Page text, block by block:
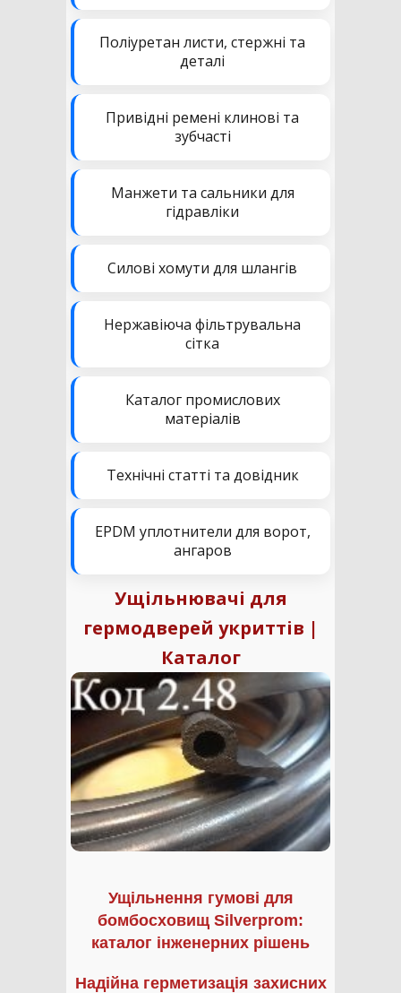
Поліуретан листи, стержні та
деталі
Привідні ремені клинові та
зубчасті
Манжети та сальники для
гідравліки
Силові хомути для шлангів
Нержавіюча фільтрувальна
сітка
Каталог промислових
матеріалів
Технічні статті та довідник
EPDM уплотнители для ворот,
ангаров
Ущільнювачі для
гермодверей укриттів |
Каталог
Ущільнення гумові для
бомбосховищ Silverprom:
каталог інженерних рішень
Надійна герметизація захисних